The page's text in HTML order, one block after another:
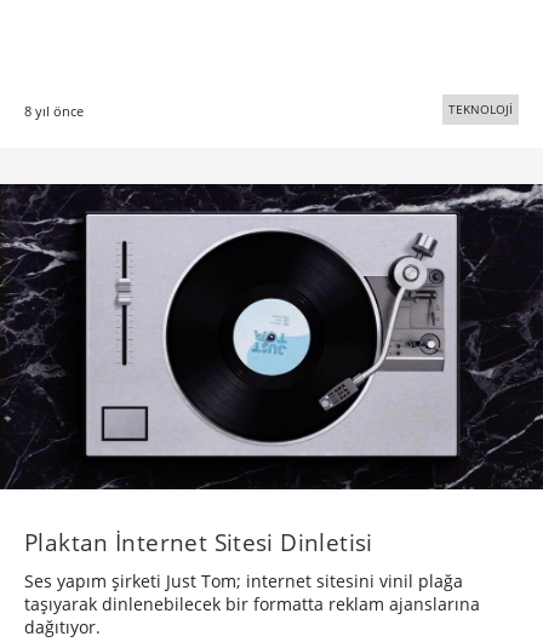
8 yıl önce TEKNOLOJİ
Plaktan İnternet Sitesi Dinletisi
Ses yapım şirketi Just Tom; internet sitesini vinil plağa
taşıyarak dinlenebilecek bir formatta reklam ajanslarına
dağıtıyor.